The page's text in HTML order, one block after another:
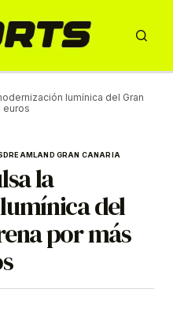
lumínica del Gran
euros
DREAMLAND GRAN CANARIA
la
del
por más